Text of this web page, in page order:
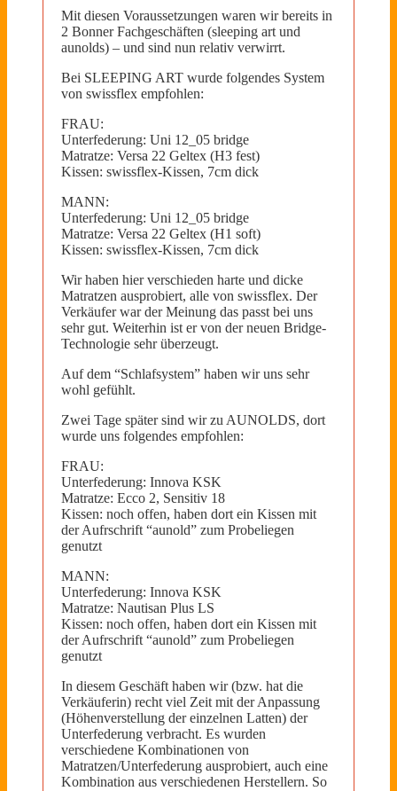
Mit diesen Voraussetzungen waren wir bereits in
2 Bonner Fachgeschäften (sleeping art und
aunolds) – und sind nun relativ verwirrt.
Bei SLEEPING ART wurde folgendes System
von swissflex empfohlen:
FRAU:
Unterfederung: Uni 12_05 bridge
Matratze: Versa 22 Geltex (H3 fest)
Kissen: swissflex-Kissen, 7cm dick
MANN:
Unterfederung: Uni 12_05 bridge
Matratze: Versa 22 Geltex (H1 soft)
Kissen: swissflex-Kissen, 7cm dick
Wir haben hier verschieden harte und dicke
Matratzen ausprobiert, alle von swissflex. Der
Verkäufer war der Meinung das passt bei uns
sehr gut. Weiterhin ist er von der neuen Bridge-
Technologie sehr überzeugt.
Auf dem “Schlafsystem” haben wir uns sehr
wohl gefühlt.
Zwei Tage später sind wir zu AUNOLDS, dort
wurde uns folgendes empfohlen:
FRAU:
Unterfederung: Innova KSK
Matratze: Ecco 2, Sensitiv 18
Kissen: noch offen, haben dort ein Kissen mit
der Aufrschrift “aunold” zum Probeliegen
genutzt
MANN:
Unterfederung: Innova KSK
Matratze: Nautisan Plus LS
Kissen: noch offen, haben dort ein Kissen mit
der Aufrschrift “aunold” zum Probeliegen
genutzt
In diesem Geschäft haben wir (bzw. hat die
Verkäuferin) recht viel Zeit mit der Anpassung
(Höhenverstellung der einzelnen Latten) der
Unterfederung verbracht. Es wurden
verschiedene Kombinationen von
Matratzen/Unterfederung ausprobiert, auch eine
Kombination aus verschiedenen Herstellern. So